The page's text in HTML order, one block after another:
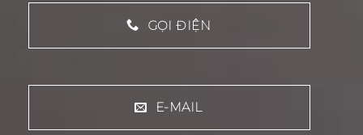
GỌI ĐIỆN
E-MAIL